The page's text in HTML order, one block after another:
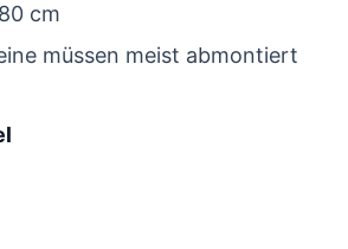
cm
müssen meist abmontiert